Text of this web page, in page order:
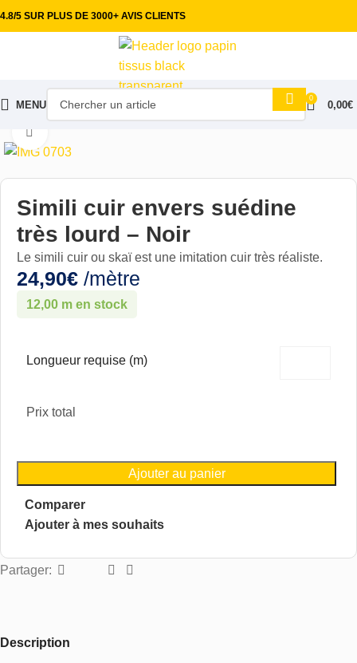
4.8/5 SUR PLUS DE 3000+ AVIS CLIENTS
MENU
0
0,00€
Simili cuir uni
Simili cuir envers suédine
très lourd – Noir
Le simili cuir ou skaï est une imitation cuir très réaliste.
24,90€ /mètre
12,00 m en stock
Longueur requise (m)
Prix total
Ajouter au panier
Comparer
Ajouter à mes souhaits
Partager:
Description